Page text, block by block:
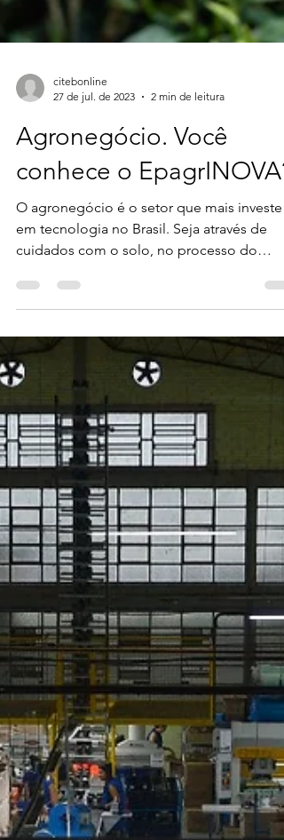
27 de jul. de 2023
2 min de leitura
Agronegócio. Você
conhece o EpagrINOVA?
O agronegócio é o setor que mais investe
cuidados com o solo, no processo do
plantio, colheita,...